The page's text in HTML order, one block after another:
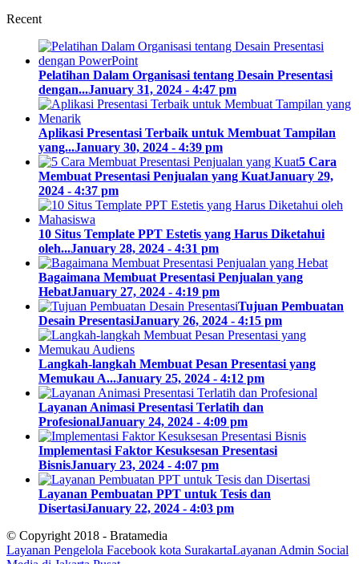
Recent
Pelatihan Dalam Organisasi tentang Desain Presentasi
dengan...January 31, 2024 - 4:47 pm
Aplikasi Presentasi Terbaik untuk Membuat Tampilan
yang...January 30, 2024 - 4:39 pm
5 Cara
Membuat Presentasi Penjualan yang KuatJanuary 29,
2024 - 4:37 pm
10 Situs Template PPT Estetis yang Harus Diketahui
oleh...January 28, 2024 - 4:31 pm
Bagaimana Membuat Presentasi Penjualan yang
HebatJanuary 27, 2024 - 4:19 pm
Tujuan Pembuatan
Desain PresentasiJanuary 26, 2024 - 4:15 pm
Langkah-langkah Membuat Pesan Presentasi yang
Memukau A...January 25, 2024 - 4:12 pm
Layanan Animasi Presentasi Terlatih dan
ProfesionalJanuary 24, 2024 - 4:09 pm
Implementasi Faktor Kesuksesan Presentasi
BisnisJanuary 23, 2024 - 4:07 pm
Layanan Pembuatan PPT untuk Tesis dan
DisertasiJanuary 22, 2024 - 4:03 pm
© Copyright 2018 - Bratamedia
Layanan Pengelola Facebook kota SurakartaLayanan Admin Social